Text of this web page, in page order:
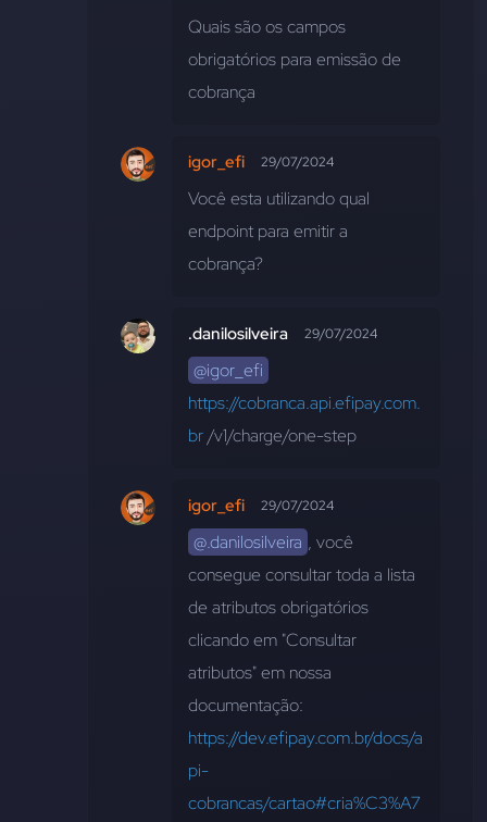
Quais são os campos
obrigatórios para emissão de
cobrança
igor_efi 29/07/2024
Você esta utilizando qual
endpoint para emitir a
cobrança?
.danilosilveira 29/07/2024
@igor_efi
https://cobranca.api.efipay.com.
br /v1/charge/one-step
igor_efi 29/07/2024
@.danilosilveira , você
consegue consultar toda a lista
de atributos obrigatórios
clicando em "Consultar
atributos" em nossa
https://dev.efipay.com.br/docs/a
pi-
cobrancas/cartao#cria%C3%A7